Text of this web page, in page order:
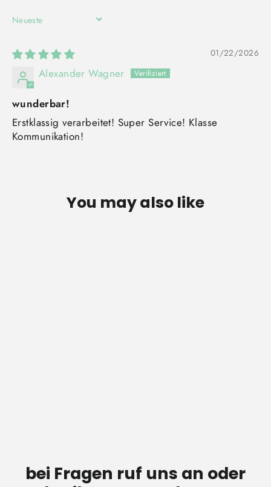
SORT BY
01/22/2026
Alexander Wagner
wunderbar!
Erstklassig verarbeitet! Super Service! Klasse
Kommunikation!
You may also like
bei Fragen ruf uns an oder